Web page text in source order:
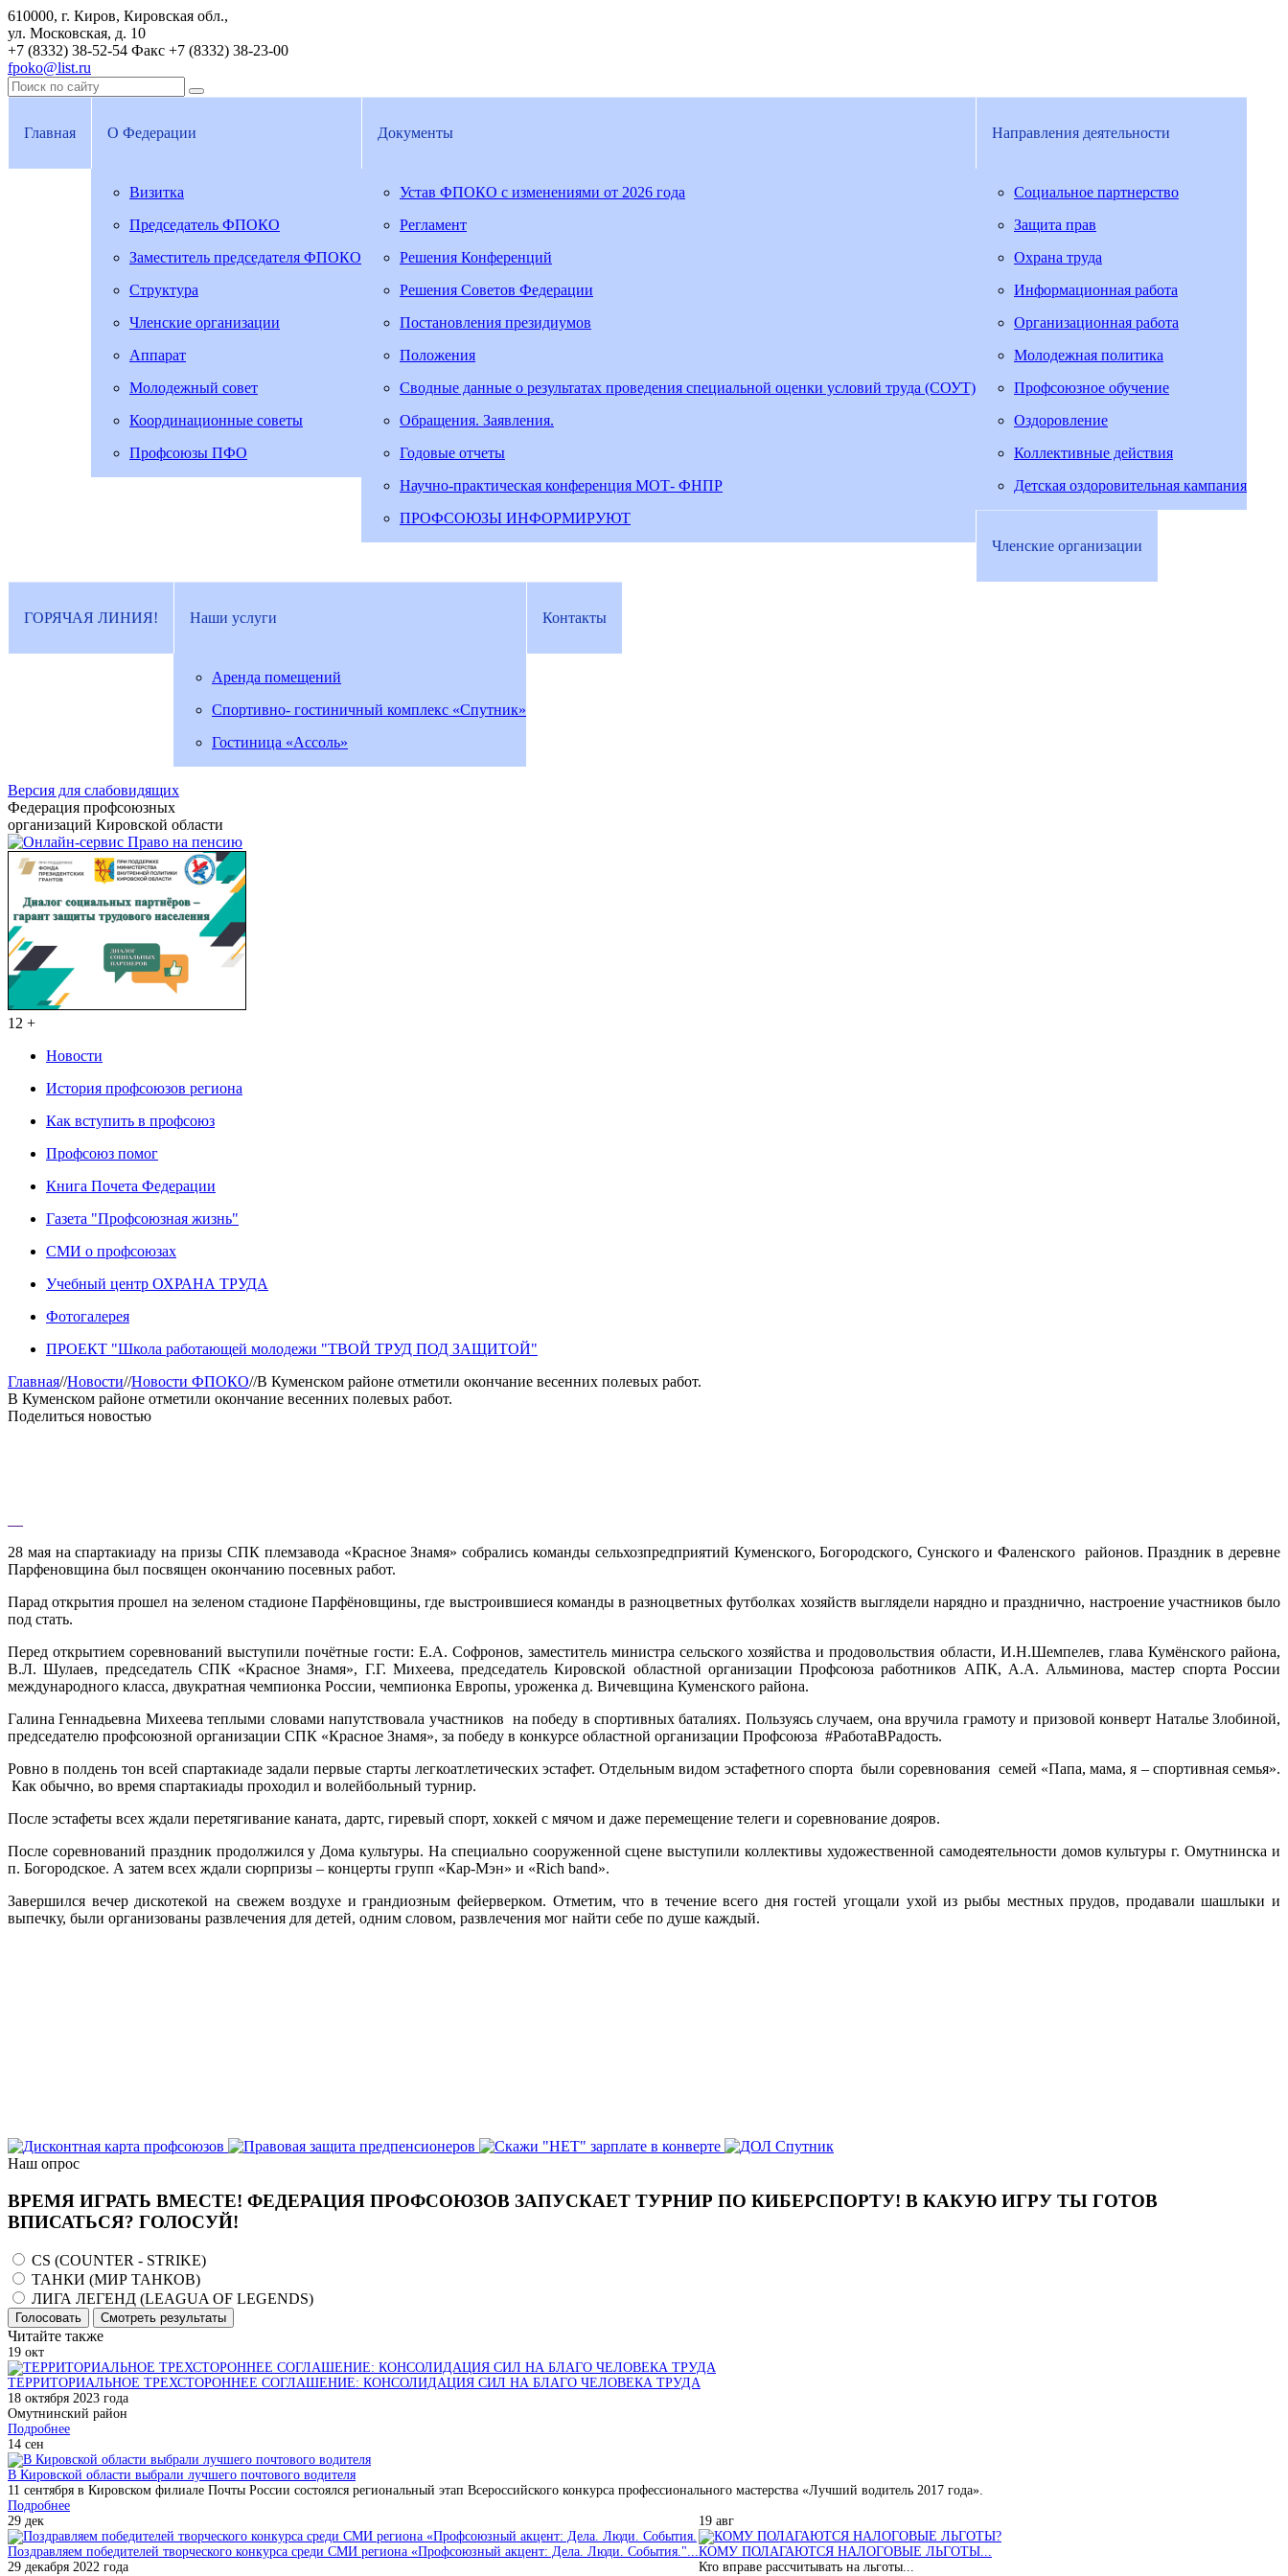
610000, г. Киров, Кировская обл.,
ул. Московская, д. 10
+7 (8332) 38-52-54 Факс +7 (8332) 38-23-00
fpoko@list.ru
Главная О Федерации
Визитка
Председатель ФПОКО
Заместитель председателя ФПОКО
Структура
Членские организации
Аппарат
Молодежный совет
Координационные советы
Профсоюзы ПФО
Документы
Устав ФПОКО с изменениями от 2026 года
Регламент
Решения Конференций
Решения Советов Федерации
Постановления президиумов
Положения
Сводные данные о результатах проведения специальной оценки условий труда (СОУТ)
Обращения. Заявления.
Годовые отчеты
Научно-практическая конференция МОТ- ФНПР
ПРОФСОЮЗЫ ИНФОРМИРУЮТ
Направления деятельности
Социальное партнерство
Защита прав
Охрана труда
Информационная работа
Организационная работа
Молодежная политика
Профсоюзное обучение
Оздоровление
Коллективные действия
Детская оздоровительная кампания
Членские организации
ГОРЯЧАЯ ЛИНИЯ! Наши услуги
Аренда помещений
Спортивно- гостиничный комплекс «Спутник»
Гостиница «Ассоль»
Контакты
Версия для слабовидящих
Федерация профсоюзных
организаций Кировской области
12 +
Новости
История профсоюзов региона
Как вступить в профсоюз
Профсоюз помог
Книга Почета Федерации
Газета "Профсоюзная жизнь"
СМИ о профсоюзах
Учебный центр ОХРАНА ТРУДА
Фотогалерея
ПРОЕКТ "Школа работающей молодежи "ТВОЙ ТРУД ПОД ЗАЩИТОЙ"
Главная//Новости//Новости ФПОКО//В Куменском районе отметили окончание весенних полевых работ.
В Куменском районе отметили окончание весенних полевых работ.
Поделиться новостью
28 мая на спартакиаду на призы СПК племзавода «Красное Знамя» собрались команды сельхозпредприятий Куменского, Богородского, Сунского и Фаленского районов. Праздник в деревне
Парфеновщина был посвящен окончанию посевных работ.
Парад открытия прошел на зеленом стадионе Парфёновщины, где выстроившиеся команды в разноцветных футболках хозяйств выглядели нарядно и празднично, настроение участников было
под стать.
Перед открытием соревнований выступили почётные гости: Е.А. Софронов, заместитель министра сельского хозяйства и продовольствия области, И.Н.Шемпелев, глава Кумёнского района,
В.Л. Шулаев, председатель СПК «Красное Знамя», Г.Г. Михеева, председатель Кировской областной организации Профсоюза работников АПК, А.А. Альминова, мастер спорта России
международного класса, двукратная чемпионка России, чемпионка Европы, уроженка д. Вичевщина Куменского района.
Галина Геннадьевна Михеева теплыми словами напутствовала участников на победу в спортивных баталиях. Пользуясь случаем, она вручила грамоту и призовой конверт Наталье Злобиной,
председателю профсоюзной организации СПК «Красное Знамя», за победу в конкурсе областной организации Профсоюза #РаботаВРадость.
Ровно в полдень тон всей спартакиаде задали первые старты легкоатлетических эстафет. Отдельным видом эстафетного спорта были соревнования семей «Папа, мама, я – спортивная семья».
Как обычно, во время спартакиады проходил и волейбольный турнир.
После эстафеты всех ждали перетягивание каната, дартс, гиревый спорт, хоккей с мячом и даже перемещение телеги и соревнование дояров.
После соревнований праздник продолжился у Дома культуры. На специально сооруженной сцене выступили коллективы художественной самодеятельности домов культуры г. Омутнинска и
п. Богородское. А затем всех ждали сюрпризы – концерты групп «Кар-Мэн» и «Rich band».
Завершился вечер дискотекой на свежем воздухе и грандиозным фейерверком. Отметим, что в течение всего дня гостей угощали ухой из рыбы местных прудов, продавали шашлыки и
выпечку, были организованы развлечения для детей, одним словом, развлечения мог найти себе по душе каждый.
Наш опрос
ВРЕМЯ ИГРАТЬ ВМЕСТЕ! ФЕДЕРАЦИЯ ПРОФСОЮЗОВ ЗАПУСКАЕТ ТУРНИР ПО КИБЕРСПОРТУ! В КАКУЮ ИГРУ ТЫ ГОТОВ
ВПИСАТЬСЯ? ГОЛОСУЙ!
CS (COUNTER - STRIKE)
ТАНКИ (МИР ТАНКОВ)
ЛИГА ЛЕГЕНД (LEAGUA OF LEGENDS)
Голосовать Смотреть результаты
Читайте также
19 окт
ТЕРРИТОРИАЛЬНОЕ ТРЕХСТОРОННЕЕ СОГЛАШЕНИЕ: КОНСОЛИДАЦИЯ СИЛ НА БЛАГО ЧЕЛОВЕКА ТРУДА
18 октября 2023 года
Омутнинский район
Подробнее
14 сен
В Кировской области выбрали лучшего почтового водителя
11 сентября в Кировском филиале Почты России состоялся региональный этап Всероссийского конкурса профессионального мастерства «Лучший водитель 2017 года».
Подробнее
29 дек
Поздравляем победителей творческого конкурса среди СМИ региона «Профсоюзный акцент: Дела. Люди. События."...
29 декабря 2022 года
19 авг
КОМУ ПОЛАГАЮТСЯ НАЛОГОВЫЕ ЛЬГОТЫ...
Кто вправе рассчитывать на льготы...